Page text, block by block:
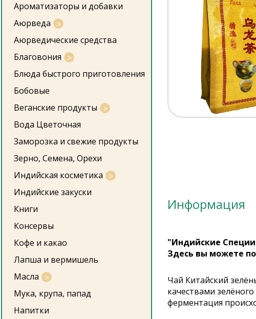
Ароматизаторы и добавки
Аюрведа
Аюрведические средства
Благовония
Блюда быстрого приготовления
Бобовые
Веганские продукты
Вода Цветочная
Заморозка и свежие продукты
Зерно, Семена, Орехи
Индийская косметика
Индийские закуски
Книги
Консервы
Кофе и какао
Лапша и вермишель
Масла
Мука, крупа, папад
Напитки
Информация
"Индийские
Здесь вы можете
Чай Китайский
качествами
ферментация